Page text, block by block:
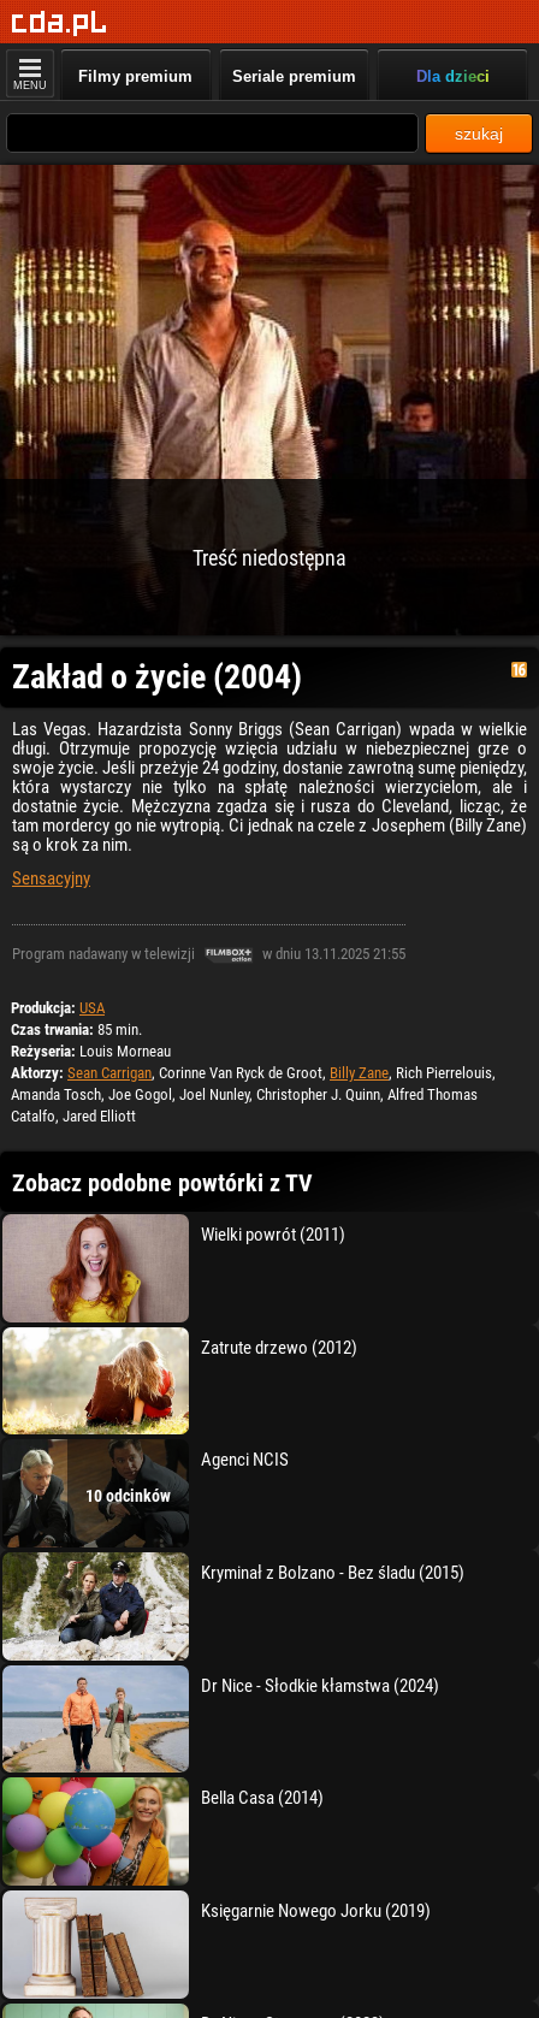
MENU Filmy premium Seriale premium Dla dzieci
szukaj
Treść niedostępna
Zakład o życie (2004)
Las Vegas. Hazardzista Sonny Briggs (Sean Carrigan) wpada w wielkie
długi. Otrzymuje propozycję wzięcia udziału w niebezpiecznej grze o
swoje życie. Jeśli przeżyje 24 godziny, dostanie zawrotną sumę pieniędzy,
która wystarczy nie tylko na spłatę należności wierzycielom, ale i
dostatnie życie. Mężczyzna zgadza się i rusza do Cleveland, licząc, że
tam mordercy go nie wytropią. Ci jednak na czele z Josephem (Billy Zane)
są o krok za nim.
Sensacyjny
Program nadawany w telewizji w dniu 13.11.2025 21:55
Produkcja: USA
Czas trwania: 85 min.
Reżyseria: Louis Morneau
Aktorzy: Sean Carrigan, Corinne Van Ryck de Groot, Billy Zane, Rich Pierrelouis,
Amanda Tosch, Joe Gogol, Joel Nunley, Christopher J. Quinn, Alfred Thomas
Catalfo, Jared Elliott
Zobacz podobne powtórki z TV
Wielki powrót (2011)
Zatrute drzewo (2012)
10 odcinków
Agenci NCIS
Kryminał z Bolzano - Bez śladu (2015)
Dr Nice - Słodkie kłamstwa (2024)
Bella Casa (2014)
Księgarnie Nowego Jorku (2019)